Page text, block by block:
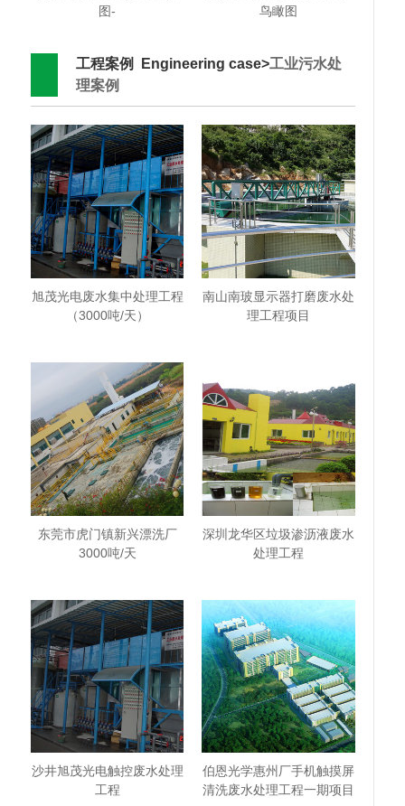
图-
鸟瞰图
工程案例 Engineering case>工业污水处
理案例
旭茂光电废水集中处理工程
（3000吨/天）
南山南玻显示器打磨废水处
理工程项目
东莞市虎门镇新兴漂洗厂
3000吨/天
深圳龙华区垃圾渗沥液废水
处理工程
沙井旭茂光电触控废水处理
工程
伯恩光学惠州厂手机触摸屏
清洗废水处理工程一期项目